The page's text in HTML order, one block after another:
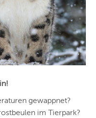
gewappnet?
im Tierpark?